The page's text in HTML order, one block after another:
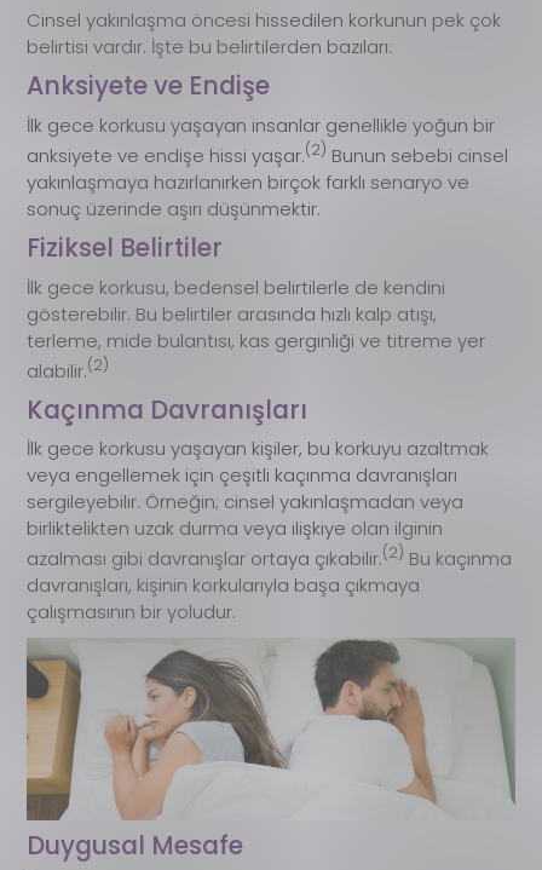
Cinsel yakınlaşma öncesi hissedilen korkunun pek çok
belirtisi vardır. İşte bu belirtilerden bazıları:
Anksiyete ve Endişe
İlk gece korkusu yaşayan insanlar genellikle yoğun bir
anksiyete ve endişe hissi yaşar.(2) Bunun sebebi cinsel
yakınlaşmaya hazırlanırken birçok farklı senaryo ve
sonuç üzerinde aşırı düşünmektir.
Fiziksel Belirtiler
İlk gece korkusu, bedensel belirtilerle de kendini
gösterebilir. Bu belirtiler arasında hızlı kalp atışı,
terleme, mide bulantısı, kas gerginliği ve titreme yer
alabilir.(2)
Kaçınma Davranışları
İlk gece korkusu yaşayan kişiler, bu korkuyu azaltmak
veya engellemek için çeşitli kaçınma davranışları
sergileyebilir. Örneğin; cinsel yakınlaşmadan veya
birliktelikten uzak durma veya ilişkiye olan ilginin
azalması gibi davranışlar ortaya çıkabilir.(2) Bu kaçınma
davranışları, kişinin korkularıyla başa çıkmaya
çalışmasının bir yoludur.
Duygusal Mesafe